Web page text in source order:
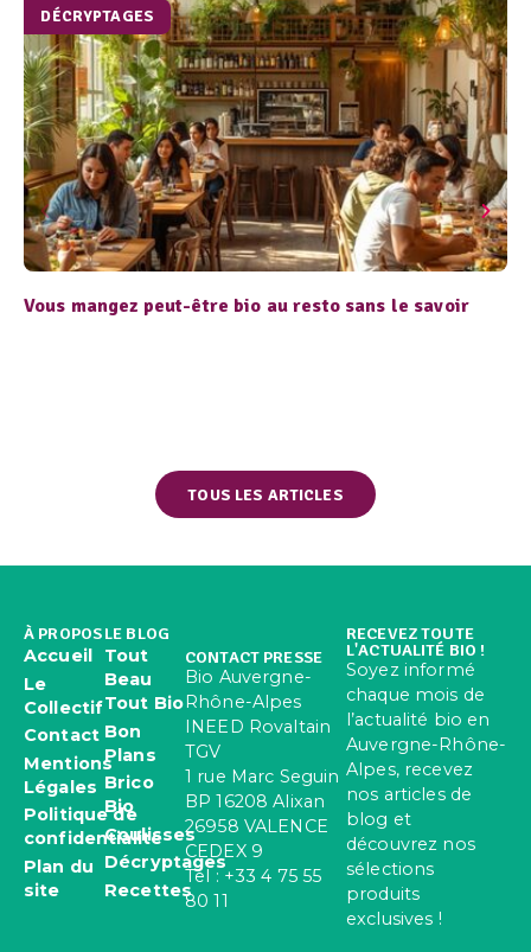
DÉCRYPTAGES
Vous mangez peut-être bio au resto sans le savoir
TOUS LES ARTICLES
À PROPOS
Accueil
Le
Collectif
Contact
Mentions
Légales
Politique de
confidentialité
Plan du
site
LE BLOG
Tout
Beau
Tout Bio
Bon
Plans
Brico
Bio
Coulisses
Décryptages
Recettes
CONTACT PRESSE
Bio Auvergne-
Rhône-Alpes
INEED Rovaltain
TGV
1 rue Marc Seguin
BP 16208 Alixan
26958 VALENCE
CEDEX 9
Tel : +33 4 75 55
80 11
RECEVEZ TOUTE
L'ACTUALITÉ BIO !
Soyez informé
chaque mois de
l’actualité bio en
Auvergne-Rhône-
Alpes, recevez
nos articles de
blog et
découvrez nos
sélections
produits
exclusives !